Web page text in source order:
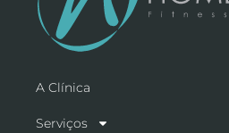
A Clínica
Serviços